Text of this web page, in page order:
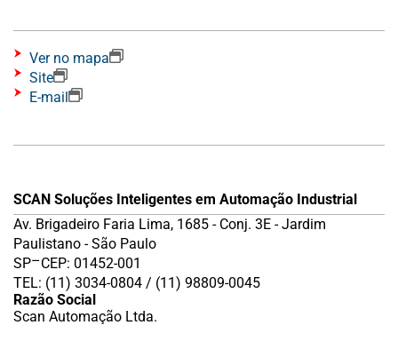
Ver no mapa
Site
E-mail
SCAN Soluções Inteligentes em Automação Industrial
Av. Brigadeiro Faria Lima, 1685 - Conj. 3E - Jardim
Paulistano - São Paulo
SP–CEP: 01452-001
TEL: (11) 3034-0804 / (11) 98809-0045
Razão Social
Scan Automação Ltda.